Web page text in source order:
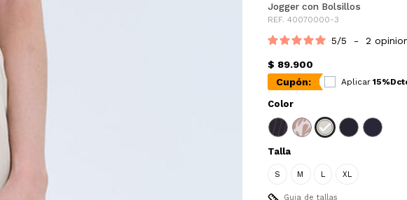
Jogger con Bolsillos
REF. 40070000-3
5/5 - 2
$ 89.900
Cupón:
Aplicar
Color
Talla
S M L XL
Guia de tallas